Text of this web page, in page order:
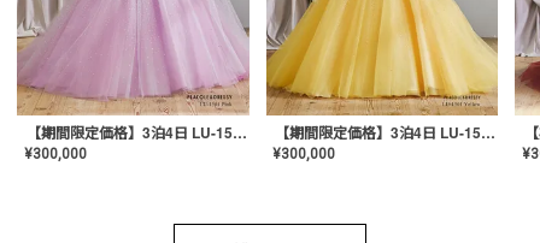
【期間限定価格】3泊4日 LU-1501(Pink)
¥300,000
【期間限定価格】3泊4日 LU-1501(Yellow)
¥300,000 ¥